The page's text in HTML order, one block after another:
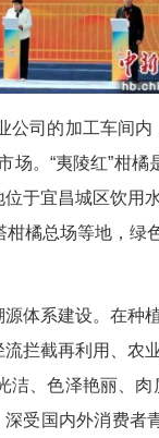
红生态农业
橘销售订单